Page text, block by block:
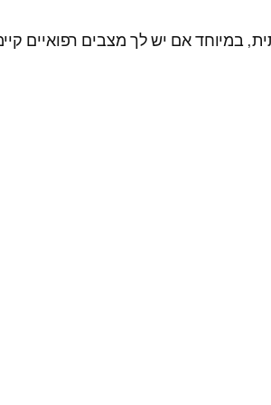
במיוחד אם יש לך מצבים רפואיים